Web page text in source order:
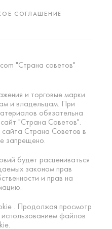
СОГЛАШЕНИЕ
"Страна советов"
и торговые марки
и владельцам. При
обязательна
"Страна Советов".
Страна Советов в
запрещено.
будет расцениваться
законом прав
и прав на
. Продолжая просмотр
файлов